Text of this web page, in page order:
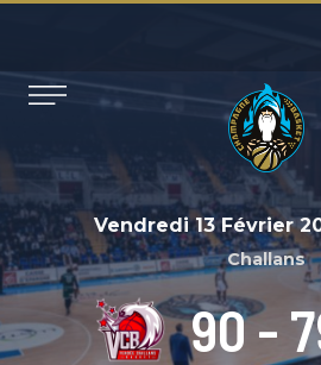
Vendredi 13 Février
Challans
-
90